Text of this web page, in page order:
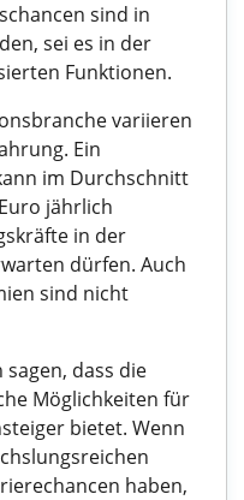
sind in
sei es in der
Funktionen.
variieren
Ein
im Durchschnitt
jährlich
in der
dürfen. Auch
sind nicht
dass die
Möglichkeiten für
bietet. Wenn
haben,